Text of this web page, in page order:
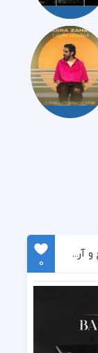
دانلود آهنگ بارونمون نشه از مسیح و آرش
0